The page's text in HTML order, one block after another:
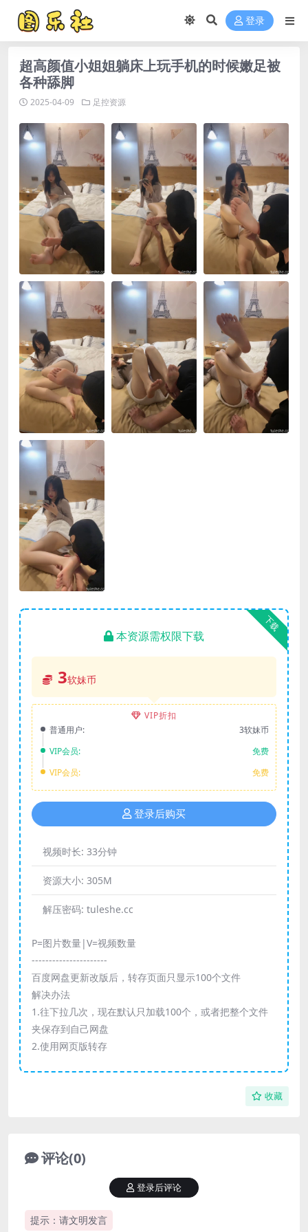
登录
超高颜值小姐姐躺床上玩手机的时候嫩足被
各种舔脚
2025-04-09 足控资源
下载
本资源需权限下载
3软妹币
VIP折扣
普通用户:
3软妹币
VIP会员:
免费
VIP会员:
免费
登录后购买
视频时长: 33分钟
资源大小: 305M
解压密码: tuleshe.cc
P=图片数量|V=视频数量
----------------------
百度网盘更新改版后，转存页面只显示100个文件
解决办法
1.往下拉几次，现在默认只加载100个，或者把整个文件
夹保存到自己网盘
2.使用网页版转存
收藏
评论(0)
提示：请文明发言
登录后评论